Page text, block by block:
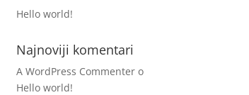
Hello world!
Najnoviji komentari
A WordPress Commenter o
Hello world!